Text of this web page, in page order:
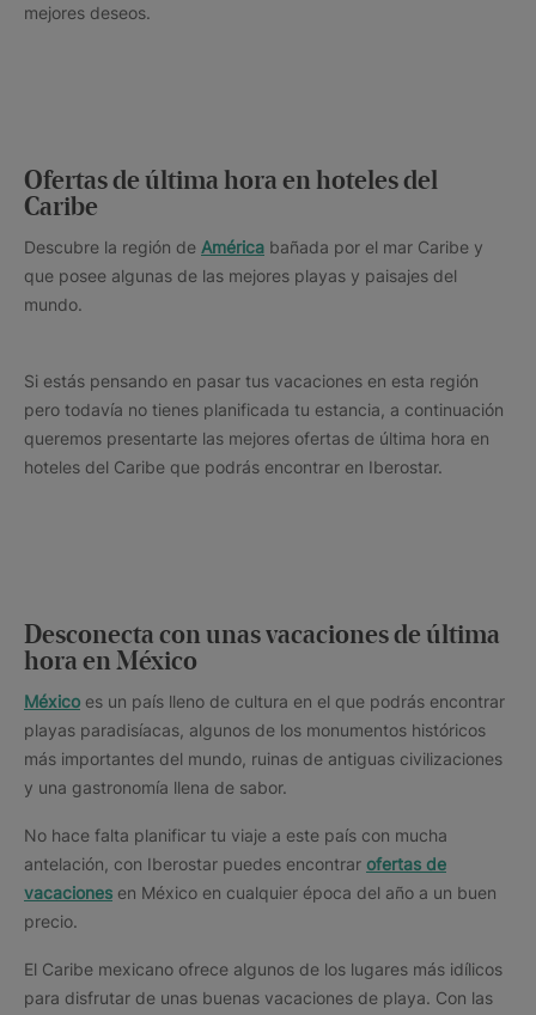
mejores deseos.
Ofertas de última hora en hoteles del
Caribe
Descubre la región de América bañada por el mar Caribe y
que posee algunas de las mejores playas y paisajes del
mundo.
Si estás pensando en pasar tus vacaciones en esta región
pero todavía no tienes planificada tu estancia, a continuación
queremos presentarte las mejores ofertas de última hora en
hoteles del Caribe que podrás encontrar en Iberostar.
Desconecta con unas vacaciones de última
hora en México
México es un país lleno de cultura en el que podrás encontrar
playas paradisíacas, algunos de los monumentos históricos
más importantes del mundo, ruinas de antiguas civilizaciones
y una gastronomía llena de sabor.
No hace falta planificar tu viaje a este país con mucha
antelación, con Iberostar puedes encontrar ofertas de
vacaciones en México en cualquier época del año a un buen
precio.
El Caribe mexicano ofrece algunos de los lugares más idílicos
para disfrutar de unas buenas vacaciones de playa. Con las